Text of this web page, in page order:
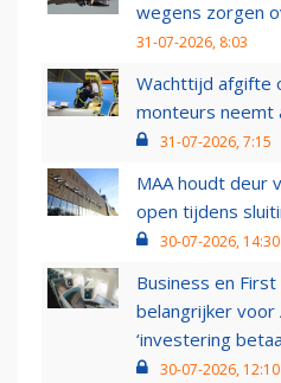
wegens zorgen
31-07-2026, 8:03
Wachttijd afgifte
monteurs neemt
31-07-2026, 7:15
MAA houdt deur
open tijdens
30-07-2026, 14:30
Business en
belangrijker voor
‘investering
30-07-2026, 12:10